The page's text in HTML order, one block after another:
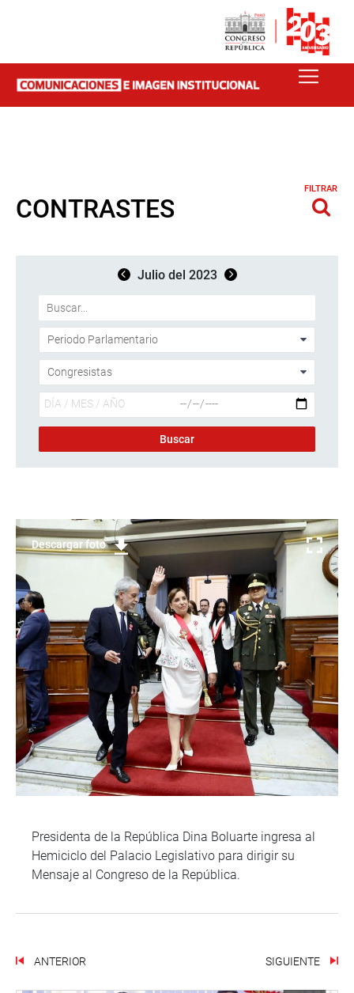
CONTRASTES
FILTRAR
Julio del 2023
Descargar foto
Presidenta de la República Dina Boluarte ingresa al
Hemiciclo del Palacio Legislativo para dirigir su
Mensaje al Congreso de la República.
ANTERIOR SIGUIENTE